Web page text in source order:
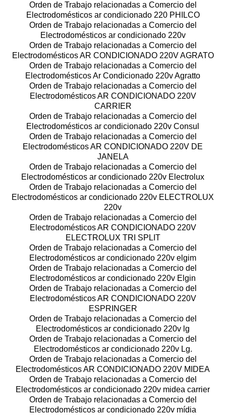
Orden de Trabajo relacionadas a Comercio del
Electrodomésticos ar condicionado 220 PHILCO
Orden de Trabajo relacionadas a Comercio del
Electrodomésticos ar condicionado 220v
Orden de Trabajo relacionadas a Comercio del
Electrodomésticos AR CONDICIONADO 220V AGRATO
Orden de Trabajo relacionadas a Comercio del
Electrodomésticos Ar Condicionado 220v Agratto
Orden de Trabajo relacionadas a Comercio del
Electrodomésticos AR CONDICIONADO 220V
CARRIER
Orden de Trabajo relacionadas a Comercio del
Electrodomésticos ar condicionado 220v Consul
Orden de Trabajo relacionadas a Comercio del
Electrodomésticos AR CONDICIONADO 220V DE
JANELA
Orden de Trabajo relacionadas a Comercio del
Electrodomésticos ar condicionado 220v Electrolux
Orden de Trabajo relacionadas a Comercio del
Electrodomésticos ar condicionado 220v ELECTROLUX
220v
Orden de Trabajo relacionadas a Comercio del
Electrodomésticos AR CONDICIONADO 220V
ELECTROLUX TRI SPLIT
Orden de Trabajo relacionadas a Comercio del
Electrodomésticos ar condicionado 220v elgim
Orden de Trabajo relacionadas a Comercio del
Electrodomésticos ar condicionado 220v Elgin
Orden de Trabajo relacionadas a Comercio del
Electrodomésticos AR CONDICIONADO 220V
ESPRINGER
Orden de Trabajo relacionadas a Comercio del
Electrodomésticos ar condicionado 220v lg
Orden de Trabajo relacionadas a Comercio del
Electrodomésticos ar condicionado 220v Lg.
Orden de Trabajo relacionadas a Comercio del
Electrodomésticos AR CONDICIONADO 220V MIDEA
Orden de Trabajo relacionadas a Comercio del
Electrodomésticos ar condicionado 220v midea carrier
Orden de Trabajo relacionadas a Comercio del
Electrodomésticos ar condicionado 220v mídia